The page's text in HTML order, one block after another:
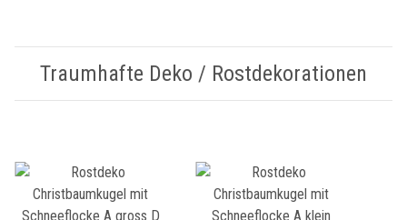
Traumhafte Deko / Rostdekorationen